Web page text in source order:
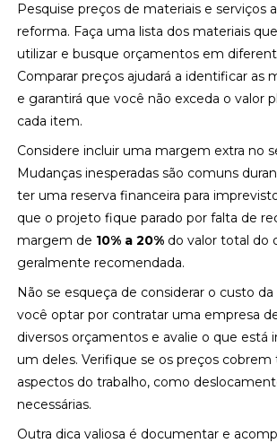
Pesquise preços de materiais e serviços
reforma. Faça uma lista dos materiais
utilizar e busque orçamentos em
Comparar preços ajudará a identificar as
e garantirá que você não exceda o valor
cada item.
Considere incluir uma margem extra no
Mudanças inesperadas são comuns
ter uma reserva financeira para
que o projeto fique parado por falta de
margem de 10% a 20% do valor total do
geralmente recomendada.
Não se esqueça de considerar o custo da
você optar por contratar uma empresa
diversos orçamentos e avalie o que está
um deles. Verifique se os preços cobrem
aspectos do trabalho, como
necessárias.
Outra dica valiosa é documentar e